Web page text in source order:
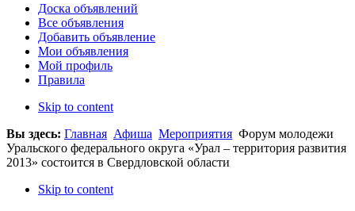
Доска объявлений
Все объявления
Добавить объявление
Мои объявления
Мой профиль
Правила
Skip to content
Вы здесь: Главная Афиша Мероприятия Форум молодежи
Уральского федерального округа «Урал – территория развития
2013» состоится в Свердловской области
Skip to content